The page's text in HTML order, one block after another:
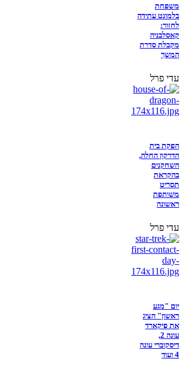
משפחת
בלמונט עתידה
לחזור:
קאסלבניה
מקבלת סדרת
המשך
עדי פרל
הפקת בית
הדרקון החלה,
השחקנים
בהקראת
תסריט
משותפת
ראשונה
עדי פרל
יום "מגע
ראשון" הציג
את פיקארד
עונה 2,
דיסקוברי עונה
4 ועוד